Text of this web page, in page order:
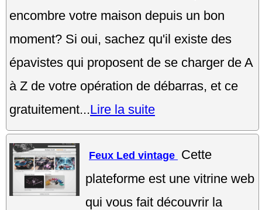
encombre votre maison depuis un bon
moment? Si oui, sachez qu'il existe des
épavistes qui proposent de se charger de A
à Z de votre opération de débarras, et ce
gratuitement...Lire la suite
Feux Led vintage Cette
plateforme est une vitrine web
qui vous fait découvrir la